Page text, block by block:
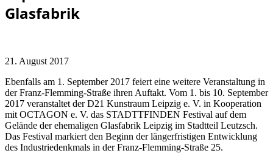
Glasfabrik
21. August 2017
Ebenfalls am 1. September 2017 feiert eine weitere Veranstaltung in
der Franz-Flemming-Straße ihren Auftakt. Vom 1. bis 10. September
2017 veranstaltet der D21 Kunstraum Leipzig e. V. in Kooperation
mit OCTAGON e. V. das STADTTFINDEN Festival auf dem
Gelände der ehemaligen Glasfabrik Leipzig im Stadtteil Leutzsch.
Das Festival markiert den Beginn der längerfristigen Entwicklung
des Industriedenkmals in der Franz-Flemming-Straße 25.